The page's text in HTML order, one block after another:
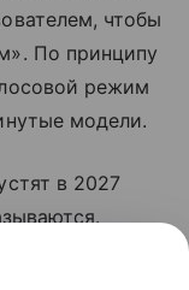
чтобы
По принципу
режим
модели.
в 2027
гаджет.